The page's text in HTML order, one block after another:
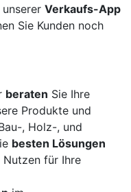
Verkaufs-App
Sie Kunden noch
beraten Sie Ihre
Produkte und
, Holz-, und
besten Lösungen
für Ihre